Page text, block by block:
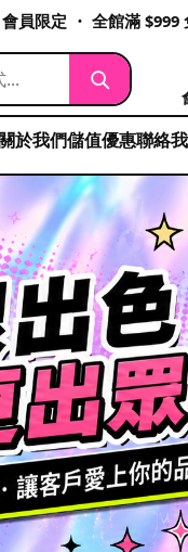
員限定 ・ 全館滿 $999
於我們儲值優惠聯絡